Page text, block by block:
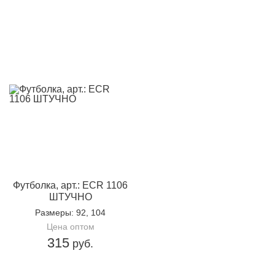
Футболка, арт.: ECR 1106
ШТУЧНО
Размеры: 92, 104
Цена оптом
315 руб.